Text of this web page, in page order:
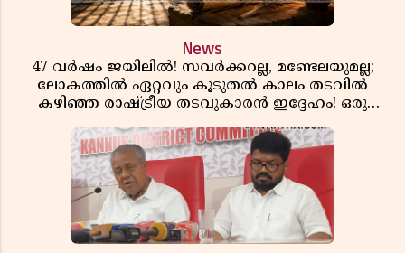
News
47 വർഷം ജയിലിൽ! സവർക്കറല്ല, മണ്ടേലയുമല്ല;
ലോകത്തിൽ ഏറ്റവും കൂടുതൽ കാലം തടവിൽ
കഴിഞ്ഞ രാഷ്ട്രീയ തടവുകാരൻ ഇദ്ദേഹം! ഒരു